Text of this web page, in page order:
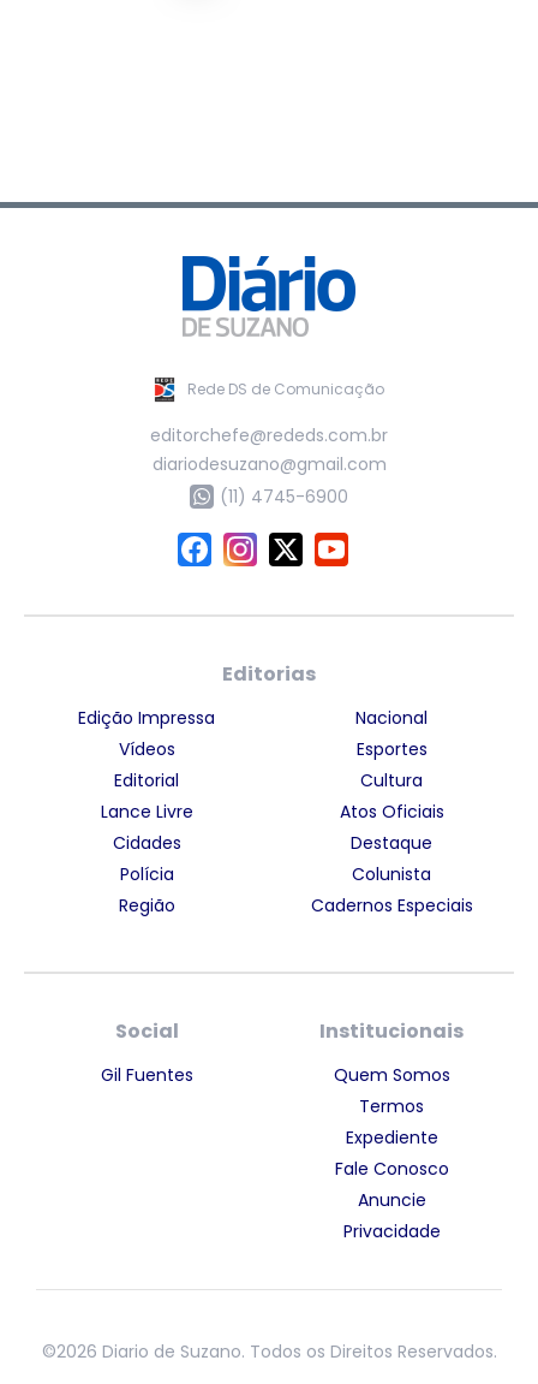
Rede DS de Comunicação
editorchefe@rededs.com.br
diariodesuzano@gmail.com
(11) 4745-6900
Editorias
Edição Impressa
Vídeos
Editorial
Lance Livre
Cidades
Polícia
Região
Nacional
Esportes
Cultura
Atos Oficiais
Destaque
Colunista
Cadernos Especiais
Social
Gil Fuentes
Institucionais
Quem Somos
Termos
Expediente
Fale Conosco
Anuncie
Privacidade
©2026 Diario de Suzano. Todos os Direitos Reservados.